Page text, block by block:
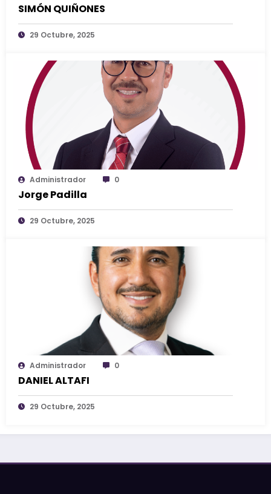
SIMÓN QUIÑONES
29 Octubre, 2025
Administrador 0
Jorge Padilla
29 Octubre, 2025
Administrador 0
DANIEL ALTAFI
29 Octubre, 2025